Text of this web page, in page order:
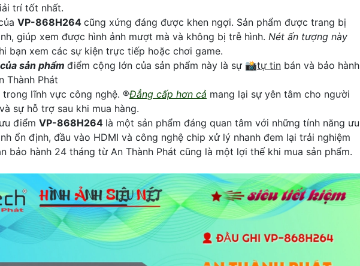
trí tốt nhất.
VP-868H264 cũng xứng đáng được khen ngợi. Sản phẩm được trang bị
giúp xem được hình ảnh mượt mà và không bị trễ hình. Nét ấn tượng này
bạn xem các sự kiện trực tiếp hoặc chơi game.
sản phẩm điểm cộng lớn của sản phẩm này là sự 📸tự tin bán và bảo hành
Thành Phát
lĩnh vực công nghệ. ®️Đẳng cấp hơn cả mang lại sự yên tâm cho người
sự hỗ trợ sau khi mua hàng.
điểm VP-868H264 là một sản phẩm đáng quan tâm với những tính năng ưu
ổn định, đầu vào HDMI và công nghệ chip xử lý nhanh đem lại trải nghiệm
bảo hành 24 tháng từ An Thành Phát cũng là một lợi thế khi mua sản phẩm.